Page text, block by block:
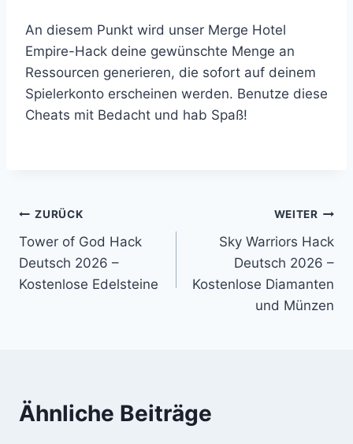
An diesem Punkt wird unser Merge Hotel
Empire-Hack deine gewünschte Menge an
Ressourcen generieren, die sofort auf deinem
Spielerkonto erscheinen werden. Benutze diese
Cheats mit Bedacht und hab Spaß!
Beitragsnavigation
ZURÜCK
Tower of God Hack
Deutsch 2026 –
Kostenlose Edelsteine
WEITER
Sky Warriors Hack
Deutsch 2026 –
Kostenlose Diamanten
und Münzen
Ähnliche Beiträge